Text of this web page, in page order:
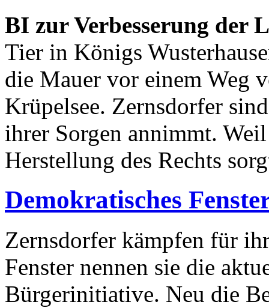
BI zur Verbesserung der
Tier in Königs
die Mauer vor einem Weg
Krüpelsee. Zernsdorfer
ihrer Sorgen annimmt.
Herstellung des Rechts
Demokratisches
Zernsdorfer kämpfen für
Fenster nennen sie die
Bürgerinitiative. Neu die